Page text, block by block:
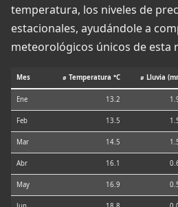
temperatura, los niveles de
estacionales, ayudándole a
meteorológicos únicos de esta
Mes ⌀ Temperatura °C ⌀ Lluvia
Ene 13.2
Feb 13.5
Mar 14.5
Abr 16.1
May 16.9